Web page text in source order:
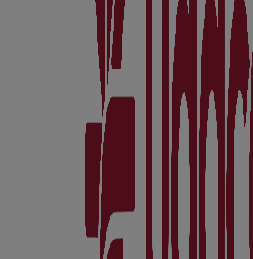
Supermercados en
Bienvenido a la tienda de UDACO en
podrás descubrir las mejores ofertas ,
de esta destacada marca del
Supermercados
. Nuestra tienda física
Ctra. Los Molinos,11
Cercedilla
, y en
una amplia gama de productos de
permitirán ahorrar durante todo el
En Tiendeo te ofrecemos toda la
UDACO, como los horarios de